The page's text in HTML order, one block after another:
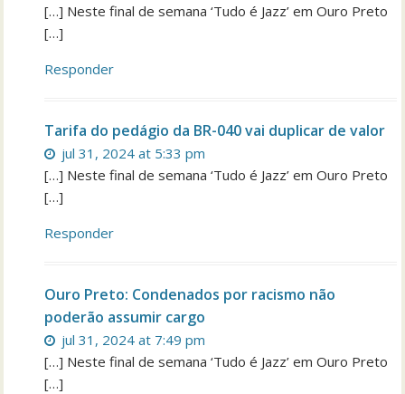
[…] Neste final de semana ‘Tudo é Jazz’ em Ouro Preto
[…]
Responder
Tarifa do pedágio da BR-040 vai duplicar de valor
jul 31, 2024 at 5:33 pm
[…] Neste final de semana ‘Tudo é Jazz’ em Ouro Preto
[…]
Responder
Ouro Preto: Condenados por racismo não
poderão assumir cargo
jul 31, 2024 at 7:49 pm
[…] Neste final de semana ‘Tudo é Jazz’ em Ouro Preto
[…]